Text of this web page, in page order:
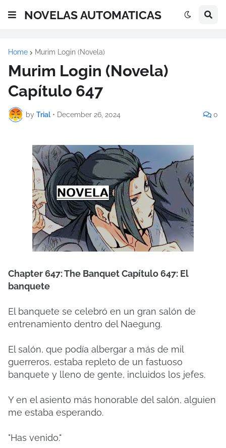
NOVELAS AUTOMATICAS
Home Murim Login (Novela)
Murim Login (Novela)
Capítulo 647
by Trial • December 26, 2024 0
Chapter 647: The BanquetCapítulo 647: El
banquete
El banquete se celebró en un gran salón de
entrenamiento dentro del Naegung.
El salón, que podía albergar a más de mil
guerreros, estaba repleto de un fastuoso
banquete y lleno de gente, incluidos los jefes.
Y en el asiento más honorable del salón, alguien
me estaba esperando.
"Has venido."